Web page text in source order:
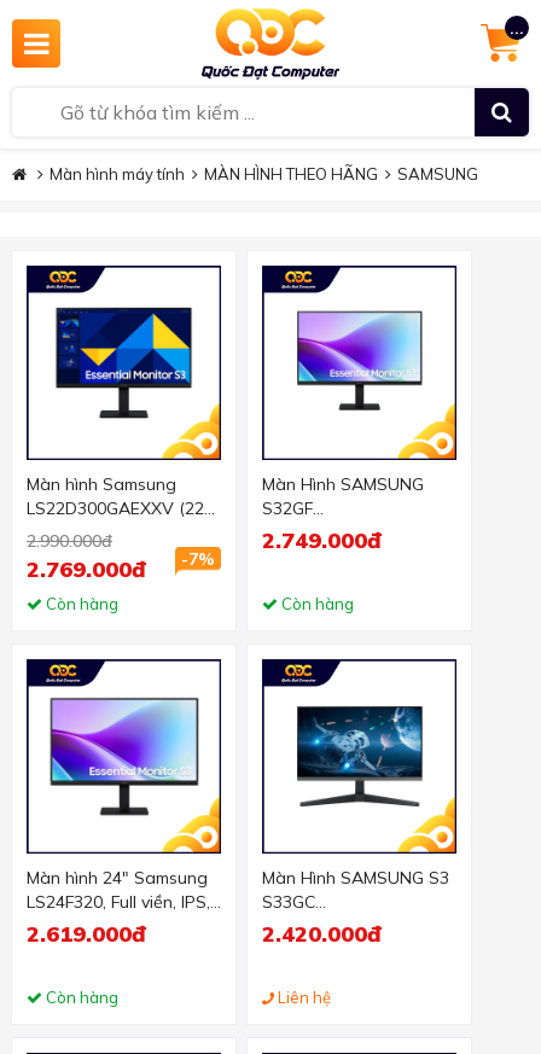
...
Màn hình máy tính MÀN HÌNH THEO HÃNG SAMSUNG
Màn hình Samsung
LS22D300GAEXXV (22
inch/FHD/IPS/100Hz/5ms
2.990.000đ
-7%
2.769.000đ
Còn hàng
Màn Hình SAMSUNG
S32GF
LS27F320GAEXXV (27
inch - IPS - FHD - 120Hz
2.749.000đ
Còn hàng
Màn hình 24" Samsung
LS24F320, Full viền, IPS,
120hz
2.619.000đ
Còn hàng
Màn Hình SAMSUNG S3
S33GC
LS24C330GAEXXV (23.8
inch - IPS - FHD - 4ms
FreeSync)
2.420.000đ
Liên hệ